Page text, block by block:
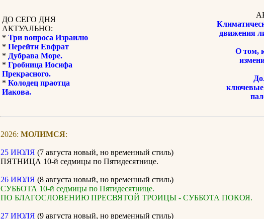
ДО СЕГО ДНЯ
АКТУАЛЬНО:
* Три вопроса Израилю
* Перейти Евфрат
* Дубрава Море.
* Гробница Иосифа
Прекрасного.
* Колодец праотца
Иакова.
движения
О том,
ключевые
2026: МОЛИМСЯ:
25 ИЮЛЯ (7 августа новый, но временный стиль)
ПЯТНИЦА 10-й седмицы по Пятидесятнице.
26 ИЮЛЯ (8 августа новый, но временный стиль)
СУББОТА 10-й седмицы по Пятидесятнице.
ПО БЛАГОСЛОВЕНИЮ ПРЕСВЯТОЙ ТРОИЦЫ - СУББОТА ПОКОЯ.
27 ИЮЛЯ (9 августа новый, но временный стиль)